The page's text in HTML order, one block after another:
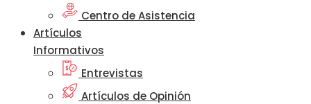
Centro de Asistencia
Artículos
Informativos
Entrevistas
Artículos de Opinión